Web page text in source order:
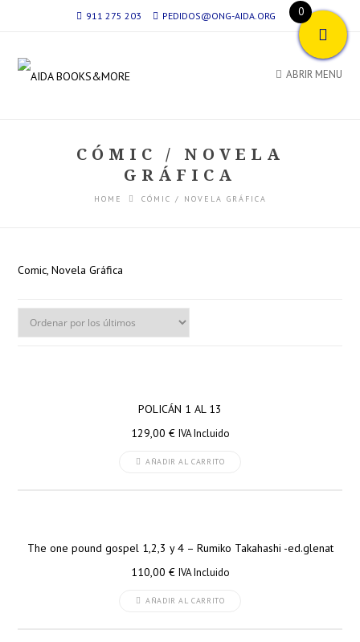
911 275 203 PEDIDOS@ONG-AIDA.ORG
ABRIR MENU
CÓMIC / NOVELA
GRÁFICA
HOME CÓMIC / NOVELA GRÁFICA
Comic, Novela Gráfica
POLICÁN 1 AL 13
129,00 € IVA Incluido
AÑADIR AL CARRITO
The one pound gospel 1,2,3 y 4 – Rumiko Takahashi -ed.glenat
110,00 € IVA Incluido
AÑADIR AL CARRITO
0